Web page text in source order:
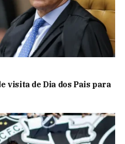
visita de Dia dos Pais para